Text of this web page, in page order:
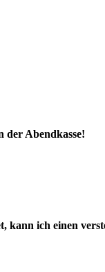
der Abendkasse!
kann ich einen